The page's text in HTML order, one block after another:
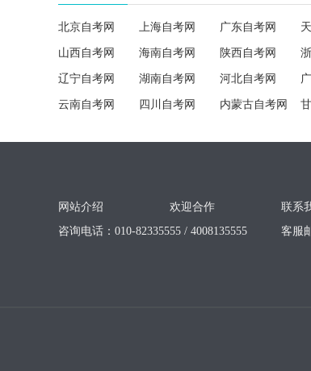
北京自考网 上海自考网 广东自考网
山西自考网 海南自考网 陕西自考网
辽宁自考网 湖南自考网 河北自考网
云南自考网 四川自考网 内蒙古自考网
网站介绍 欢迎合作 联系
咨询电话：010-82335555 / 4008135555
客服